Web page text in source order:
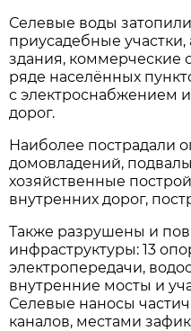
Селевые воды
приусадебные
здания, коммерческие
ряде населённых
с электроснабжением
дорог.
Наиболее пострадали
домовладений,
хозяйственные
внутренних дорог,
Также разрушены и
инфраструктуры: 13
электропередачи,
внутренние мосты и
Селевые наносы
каналов, местами